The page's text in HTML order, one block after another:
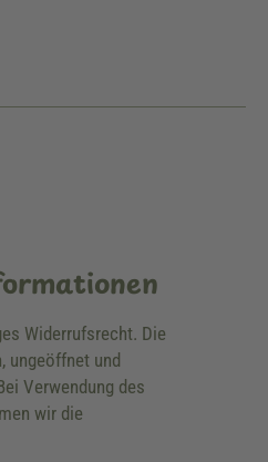
Widerrufsrecht. Die
ungeöffnet und
Verwendung des
wir die